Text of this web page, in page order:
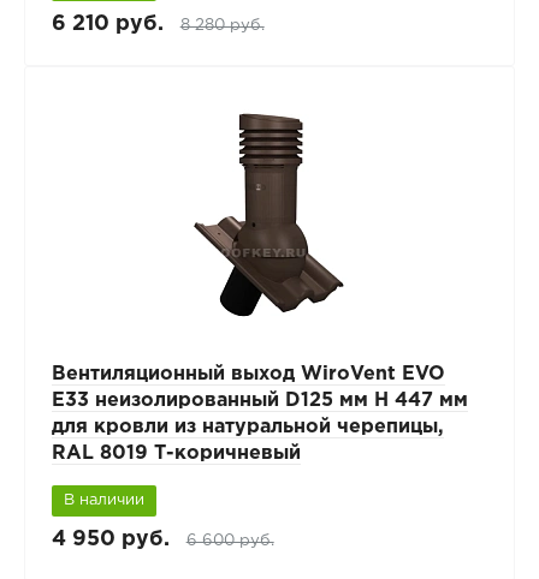
6 210 руб. 8 280 руб.
Вентиляционный выход WiroVent EVO
E33 неизолированный D125 мм Н 447 мм
для кровли из натуральной черепицы,
RAL 8019 Т-коричневый
В наличии
4 950 руб. 6 600 руб.